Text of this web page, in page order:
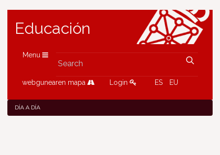
Educación
Menu
webgunearen mapa Login ES EU
DÍA A DÍA